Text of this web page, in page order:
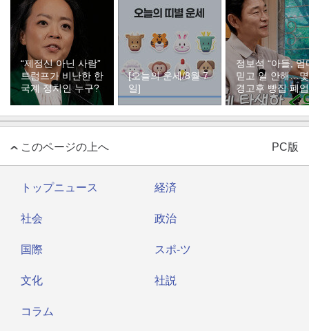
“제정신 아닌 사람”
트럼프가 비난한 한
국계 정치인 누구?
[오늘의 운세/8월 7
일]
정보석 “아들, 엄
믿고 일 안해…
경고후 빵집 폐업
このページの上へ PC版
トップニュース 経済
社会 政治
国際 スポ-ツ
文化 社説
コラム